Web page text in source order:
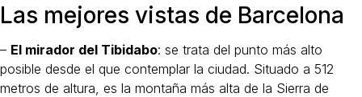
Las mejores vistas de Barcelona
– El mirador del Tibidabo: se trata del punto más alto
posible desde el que contemplar la ciudad. Situado a 512
metros de altura, es la montaña más alta de la Sierra de